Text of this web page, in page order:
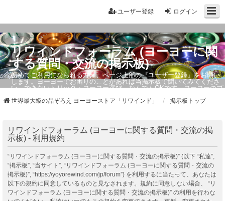
ログイン
ユーザー登録
リワインドフォーラム (ヨーヨーに関
する質問・交流の掲示板)
初めてご利用になられる方は、ページ上部の『ユーザー登録』をお願い
します。ヨーヨーでお困りのことがあれば当掲示板で聞いてみてくださ
い。できないトリック・ヨーヨー選び、なんでもOKです。ヨーヨーのプ
世界最大級の品ぞろえ ヨーヨーストア「リワインド」 掲示板トップ
リワインドフォーラム (ヨーヨーに関する質問・交流の掲
示板) - 利用規約
“リワインドフォーラム (ヨーヨーに関する質問・交流の掲示板)” (以下 “私達”,
“掲示板”, “当サイト”, “リワインドフォーラム (ヨーヨーに関する質問・交流の
掲示板)”, “https://yoyorewind.com/jp/forum”) を利用するに当たって、あなたは
以下の規約に同意しているものと見なされます。規約に同意しない場合、 “リ
ワインドフォーラム (ヨーヨーに関する質問・交流の掲示板)” の利用を行わな